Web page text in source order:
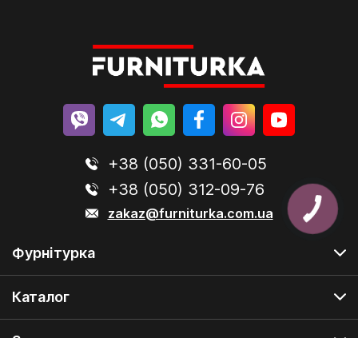
+38 (050) 331-60-05
+38 (050) 312-09-76
zakaz@furniturka.com.ua
Фурнітурка
Каталог
КНОПКА
ЗВ'ЯЗКУ